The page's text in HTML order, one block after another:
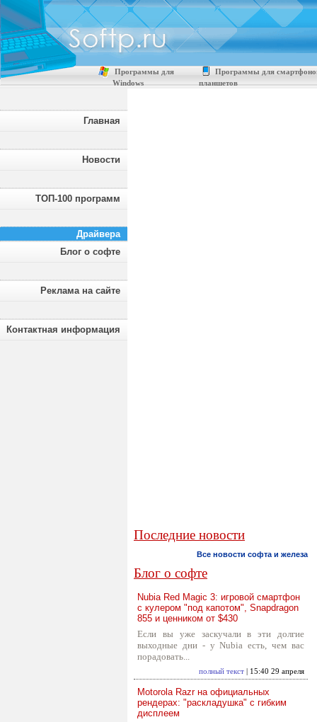
Программы для
Windows
Программы для
планшетов
Главная
Новости
ТОП-100 программ
Драйвера
Блог о софте
Реклама на сайте
Контактная информация
Последние новости
Все новости софта и железа
Блог о софте
Nubia Red Magic 3: игровой смартфон
с кулером "под капотом", Snapdragon
855 и ценником от $430
Если вы уже заскучали в эти долгие
выходные дни - у Nubia есть, чем вас
порадовать...
полный текст | 15:40 29 апреля
Motorola Razr на официальных
рендерах: "раскладушка" с гибким
дисплеем